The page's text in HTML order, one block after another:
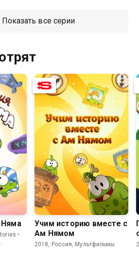
Показать все серии
Няма
•
8.4
Учим историю вместе с
Ам Нямом
2018, Россия, Мультфильмы